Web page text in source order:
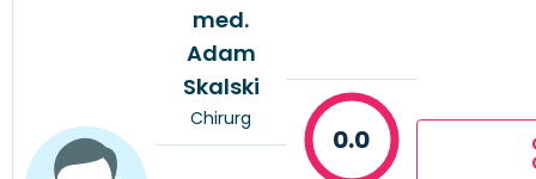
med.
Adam
Skalski
Chirurg
0.0